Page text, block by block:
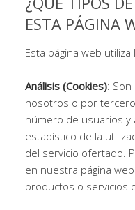
ESTA PÁGINA
Esta página web
Análisis (Cookies):
nosotros o por
número de usuarios y
estadístico de la
del servicio ofertado.
en nuestra página
productos o servicios